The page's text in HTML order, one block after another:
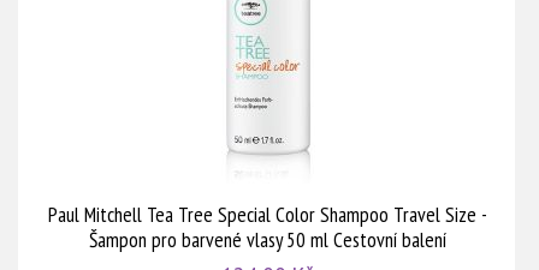
Paul Mitchell Tea Tree Special Color Shampoo Travel Size -
Šampon pro barvené vlasy 50 ml Cestovní balení